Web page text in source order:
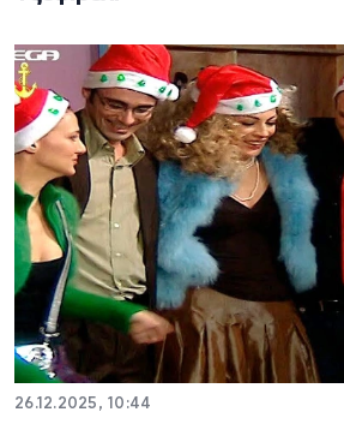
26.12.2025, 10:44